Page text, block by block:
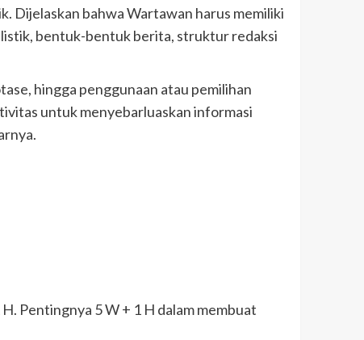
Dijelaskan bahwa Wartawan harus memiliki
bentuk-bentuk berita, struktur redaksi
hingga penggunaan atau pemilihan
untuk menyebarluaskan informasi
Pentingnya 5 W + 1 H dalam membuat